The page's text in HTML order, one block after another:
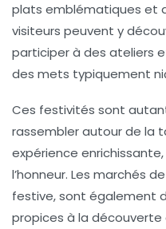
plats emblématiques et
visiteurs peuvent y
participer à des ateliers
des mets typiquement
Ces festivités sont
rassembler autour de la
expérience
l’honneur. Les marchés
festive, sont également
propices à la découverte